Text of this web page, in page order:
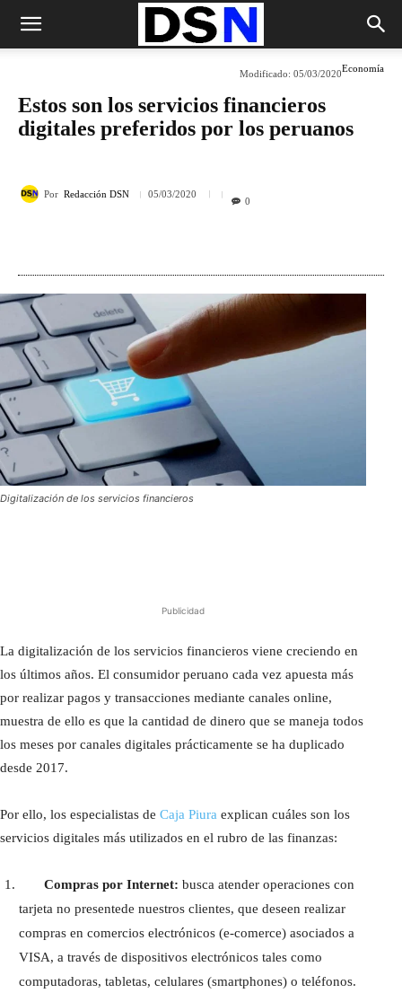
Economía
Modificado: 05/03/2020
Estos son los servicios financieros
digitales preferidos por los peruanos
Por Redacción DSN 05/03/2020
0
Digitalización de los servicios financieros
Publicidad
La digitalización de los servicios financieros viene creciendo en
los últimos años. El consumidor peruano cada vez apuesta más
por realizar pagos y transacciones mediante canales online,
muestra de ello es que la cantidad de dinero que se maneja todos
los meses por canales digitales prácticamente se ha duplicado
desde 2017.
Por ello, los especialistas de Caja Piura explican cuáles son los
servicios digitales más utilizados en el rubro de las finanzas:
Compras por Internet: busca atender operaciones con
tarjeta no presentede nuestros clientes, que deseen realizar
compras en comercios electrónicos (e-comerce) asociados a
VISA, a través de dispositivos electrónicos tales como
computadoras, tabletas, celulares (smartphones) o teléfonos.